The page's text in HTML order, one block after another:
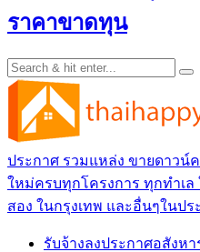
ราคาขาดทุน
ประกาศ รวมแหล่ง ขายดาวน์
ใหม่ครบทุกโครงการ ทุกทำเ
สอง ในกรุงเทพ และอื่นๆในป
รับจ้างลงประกาศอสังห